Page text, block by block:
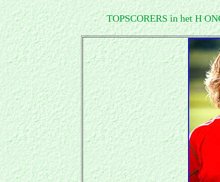
TOPSCORERS in hetH